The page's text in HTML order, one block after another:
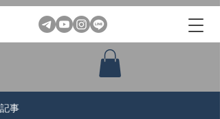
記事